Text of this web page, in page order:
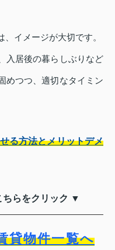
イメージが大切です。
入居後の暮らしぶりなど
めつつ、適切なタイミン
る方法とメリットデメ
ちらをクリック ▼
貸物件一覧へ